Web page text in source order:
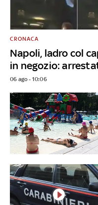
Napoli, ladro col
in negozio:
CRONACA
06 ago - 10:06